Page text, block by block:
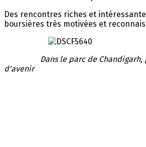
Des rencontres riches et
boursières très motivées et
Dans le parc de Chandigarh,
d'avenir